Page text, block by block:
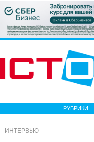
РУБРИКИ
ИНТЕРВЬЮ